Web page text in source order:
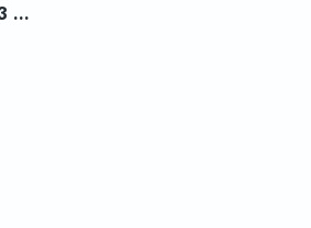
Властелин колец 3 : Возвращение короля